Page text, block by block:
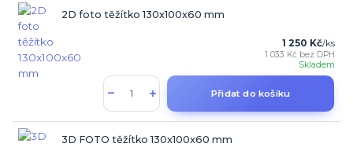
2D foto těžítko 130x100x60 mm
1 250 Kč/ks
1 033 Kč bez DPH
Skladem
Přidat do košíku
3D FOTO těžítko 130x100x60 mm